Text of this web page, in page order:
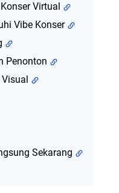
Virtual
Vibe Konser
Penonton
Sekarang